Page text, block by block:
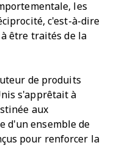
les
c'est-à-dire
être traités de la
de produits
s'apprêtait à
aux
d'un ensemble de
pour renforcer la